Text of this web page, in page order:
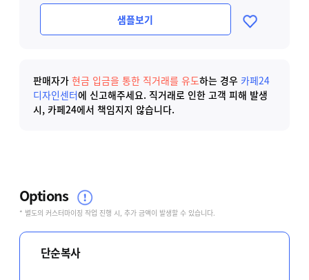
Options
* 별도의 커스터마이징 작업 진행 시, 추가 금액이 발생할 수 있습니다.
단순복사
샘플보기
판매자가 현금 입금을 통한 직거래를 유도하는 경우 카페24
디자인센터에 신고해주세요. 직거래로 인한 고객 피해 발생
시, 카페24에서 책임지지 않습니다.